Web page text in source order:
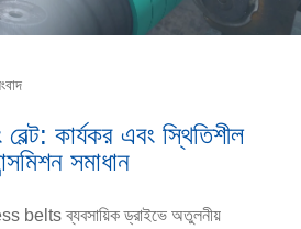
বেল্ট: কার্যকর এবং স্থিতিশীল
সমাধান
belts ব্যবসায়িক ড্রাইভে অতুলনীয়